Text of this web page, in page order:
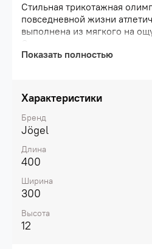
Стильная трикотажная
повседневной жизни
выполнена из мягкого на
Создана для тренировок и
погоду. Рукав реглан. По
ткани. Справа в области
логотип.\nОлимпийка удачно
тренировочными брюками
fit (атлетический
материал;\nграфический
полиэстер\nЦвет:
XXL, XXXL\nТип упаковки:
Показать полностью
Характеристики
Бренд
Jögel
Длина
400
Ширина
300
Высота
12